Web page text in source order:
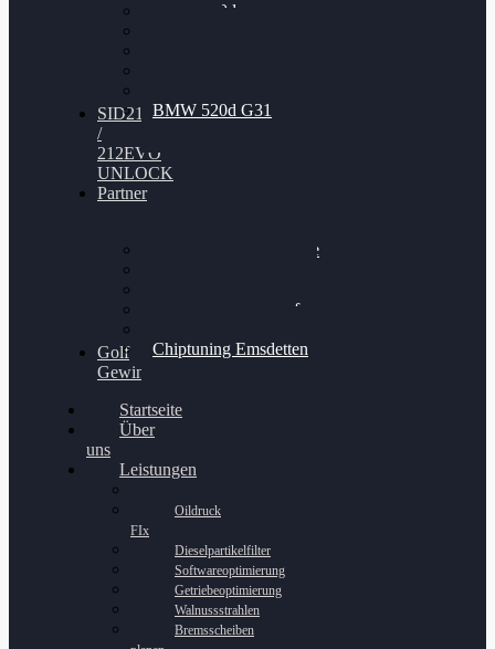
BMW 120d
BMW 520d G31
SID212
/
212EVO
UNLOCK
Partner
Bilgenroth Performance
Chiptuning Schüttorf
Chiptuning Emsdetten
Golf
Gewinnspiel
Startseite
Über
uns
Leistungen
Oildruck
FIx
Dieselpartikelfilter
Softwareoptimierung
Getriebeoptimierung
Walnussstrahlen
Bremsscheiben